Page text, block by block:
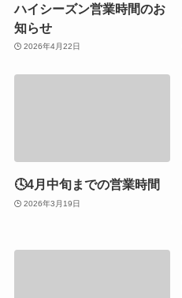
ハイシーズン営業時間のお
知らせ
2026年4月22日
🕓4月中旬までの営業時間
2026年3月19日